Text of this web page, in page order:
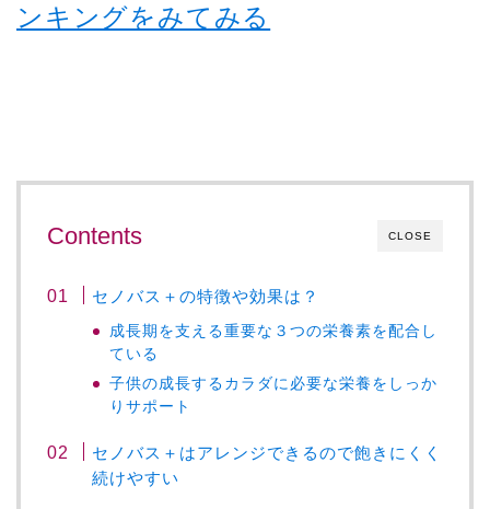
ンキングをみてみる
CLOSE
Contents
セノバス＋の特徴や効果は？
成長期を支える重要な３つの栄養素を配合し
ている
子供の成長するカラダに必要な栄養をしっか
りサポート
セノバス＋はアレンジできるので飽きにくく
続けやすい